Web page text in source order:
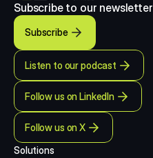
Subscribe to our newsletter
Subscribe
Listen to our podcast
Follow us on LinkedIn
Follow us on X
Solutions